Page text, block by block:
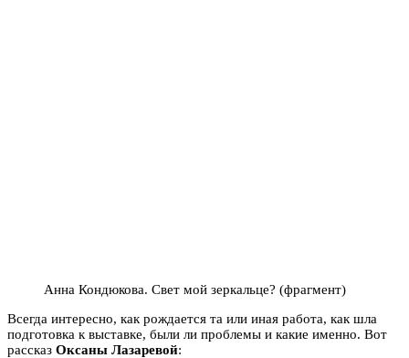
Анна Кондюкова. Свет мой зеркальце? (фрагмент)
Всегда интересно, как рождается та или иная работа, как шла
подготовка к выставке, были ли проблемы и какие именно. Вот
рассказ Оксаны Лазаревой: